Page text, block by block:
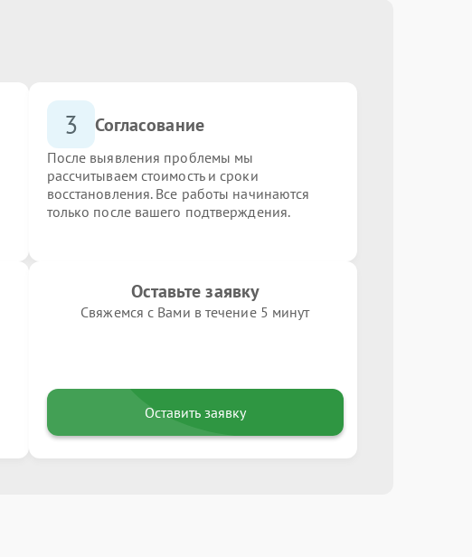
3 Согласование
После выявления проблемы мы
рассчитываем стоимость и сроки
восстановления. Все работы начинаются
только после вашего подтверждения.
Оставьте заявку
Свяжемся с Вами в течение 5 минут
Оставить заявку